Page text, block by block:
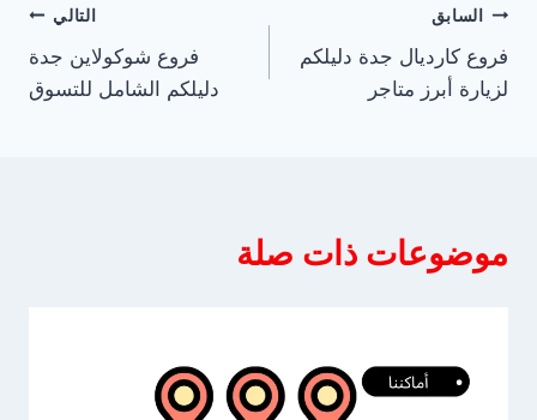
تصفّح
المقالات
السابق
فروع كارديال جدة دليلكم
لزيارة أبرز متاجر
التالي
فروع شوكولاين جدة
دليلكم الشامل للتسوق
موضوعات ذات صلة